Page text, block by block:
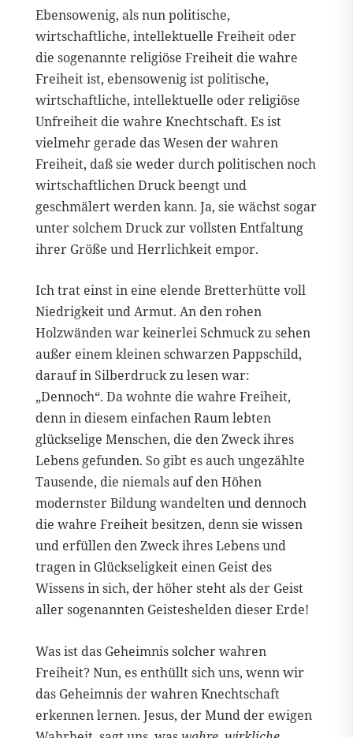
Ebensowenig, als nun politische,
wirtschaftliche, intellektuelle Freiheit oder
die sogenannte religiöse Freiheit die wahre
Freiheit ist, ebensowenig ist politische,
wirtschaftliche, intellektuelle oder religiöse
Unfreiheit die wahre Knechtschaft. Es ist
vielmehr gerade das Wesen der wahren
Freiheit, daß sie weder durch politischen noch
wirtschaftlichen Druck beengt und
geschmälert werden kann. Ja, sie wächst sogar
unter solchem Druck zur vollsten Entfaltung
ihrer Größe und Herrlichkeit empor.
Ich trat einst in eine elende Bretterhütte voll
Niedrigkeit und Armut. An den rohen
Holzwänden war keinerlei Schmuck zu sehen
außer einem kleinen schwarzen Pappschild,
darauf in Silberdruck zu lesen war:
„Dennoch“. Da wohnte die wahre Freiheit,
denn in diesem einfachen Raum lebten
glückselige Menschen, die den Zweck ihres
Lebens gefunden. So gibt es auch ungezählte
Tausende, die niemals auf den Höhen
modernster Bildung wandelten und dennoch
die wahre Freiheit besitzen, denn sie wissen
und erfüllen den Zweck ihres Lebens und
tragen in Glückseligkeit einen Geist des
Wissens in sich, der höher steht als der Geist
aller sogenannten Geisteshelden dieser Erde!
Was ist das Geheimnis solcher wahren
Freiheit? Nun, es enthüllt sich uns, wenn wir
das Geheimnis der wahren Knechtschaft
erkennen lernen. Jesus, der Mund der ewigen